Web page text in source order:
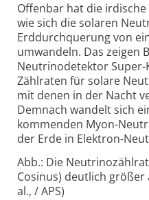
Offenbar hat die
wie sich die solaren
Erddurchquerung von
umwandeln. Das zeigen
Neutrinodetektor Super-
Zählraten für solare
mit denen in der Nacht
Demnach wandelt sich
kommenden Myon-
der Erde in Elektron-
Abb.: Die
Cosinus) deutlich größer
al., / APS)